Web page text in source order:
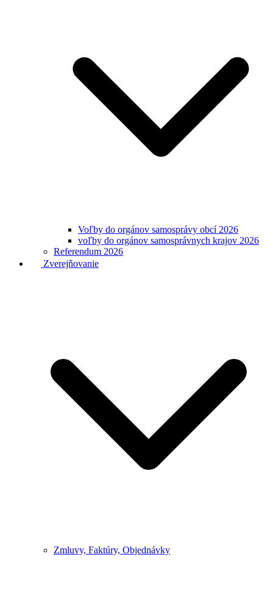
Voľby do orgánov samosprávy obcí 2026
voľby do orgánov samosprávnych krajov 2026
Referendum 2026
Zverejňovanie
Zmluvy, Faktúry, Objednávky